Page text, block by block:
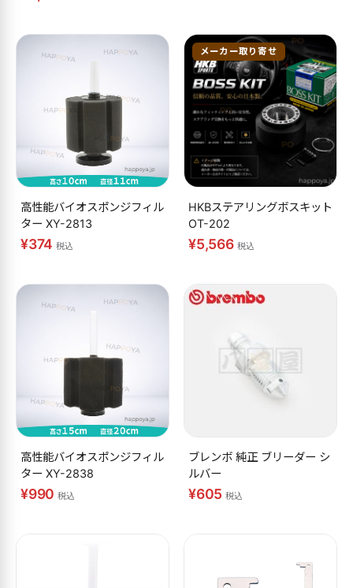
高性能バイオスポンジフィル
ター XY-2813
¥374税込
メーカー取り寄せ
HKBステアリングボスキット
OT-202
¥5,566 税込
高性能バイオスポンジフィル
ター XY-2838
¥990税込
ブレンボ 純正 ブリーダー シ
ルバー
¥605税込